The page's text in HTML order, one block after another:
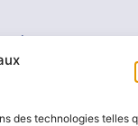
des technologies telles